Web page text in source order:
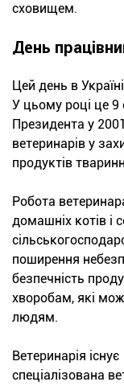
сховищем.
День
Цей день в
У цьому році це 9
Президента у
ветеринарів у
продуктів
Робота
домашніх котів і
поширення
безпечність
хворобам, які
людям.
Ветеринарія
спеціалізована